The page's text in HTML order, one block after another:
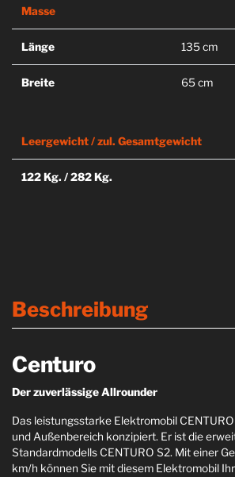
Masse
Länge 135 cm
Breite 65 cm
Leergewicht / zul. Gesamtgewicht
122 Kg. / 282 Kg.
Beschreibung
Centuro
Der zuverlässige Allrounder
Das leistungsstarke Elektromobil
und Außenbereich konzipiert. Er ist die
Standardmodells CENTURO S2. Mit einer
km/h können Sie mit diesem Elektromobil